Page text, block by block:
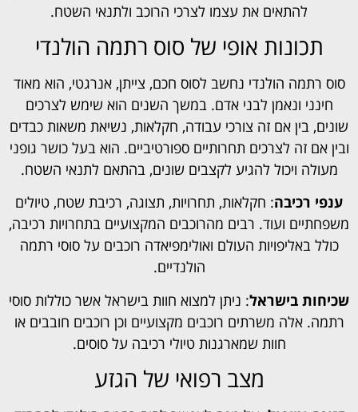
להתאים את עצמו לצרכי הרוכב ולתנאי השטח.
תכונות אופי של סוס רתמה הולנדי
סוס רתמה הולנדי נחשב לסוס חכם, צייתן, אנרגטי, הוא מאוד
חינני ונאמן לבני אדם. במשך השנים הוא שימש לצרכים
שונים, בין אם זה צורכי עבודה, חקלאות, נשיאת משאות כבדים
ובין אם זה לצרכים תחרותיים ספורטיביים. הוא בעל כושר גופני
מעולה ויכול להגיע לקצבים שונים, בהתאם לתנאי השטח.
ענפי רכיבה: חקלאות, תחרויות, תצוגה, רכיבת שטח, טיולים
משפחתיים ועוד. רבים מהרוכבים המקצועיים בתחרויות רכיבה,
כולל באליפויות העולם ואולימפיאדה רוכבים על סוסי רתמה
הולנדיים.
שכיחות בישראל: ניתן למצוא חוות בישראל אשר כוללות סוסי
רתמה. אלה משרתים רוכבים מקצועיים וכן רוכבים חובבים או
חוות שמארגנות טיולי רכיבה על סוסים.
מצב רפואי של הגזע